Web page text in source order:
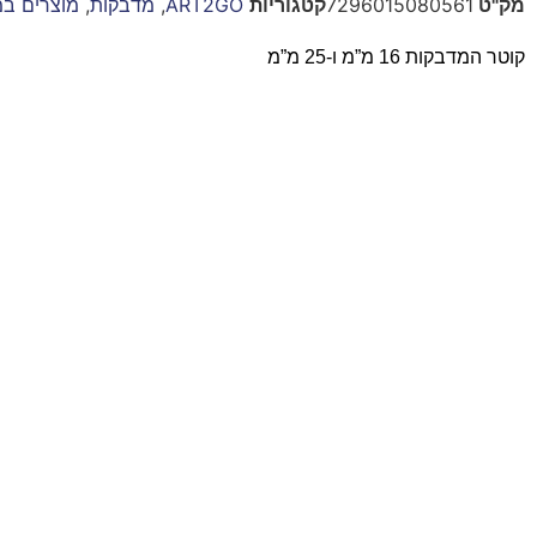
קוטר המדבקות 16 מ”מ ו-25 מ”מ